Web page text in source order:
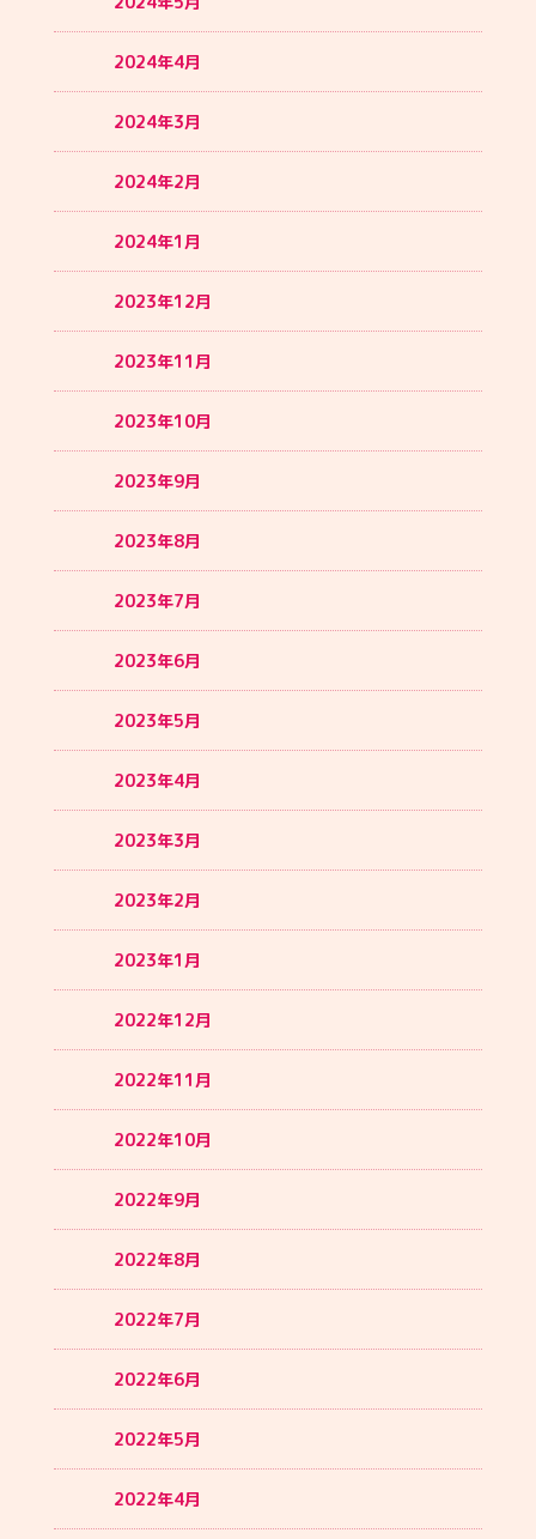
2024年4月
2024年3月
2024年2月
2024年1月
2023年12月
2023年11月
2023年10月
2023年9月
2023年8月
2023年7月
2023年6月
2023年5月
2023年4月
2023年3月
2023年2月
2023年1月
2022年12月
2022年11月
2022年10月
2022年9月
2022年8月
2022年7月
2022年6月
2022年5月
2022年4月